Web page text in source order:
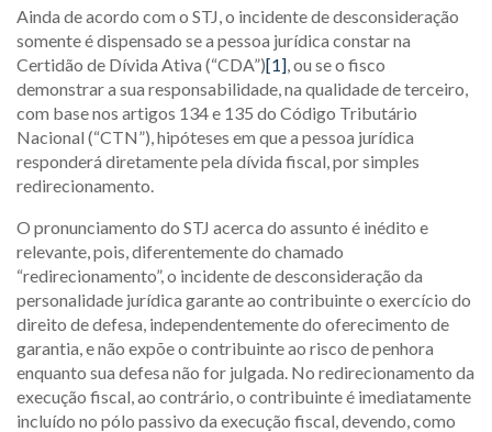
Ainda de acordo com o STJ, o incidente de desconsideração
somente é dispensado se a pessoa jurídica constar na
Certidão de Dívida Ativa (“CDA”)[1], ou se o fisco
demonstrar a sua responsabilidade, na qualidade de terceiro,
com base nos artigos 134 e 135 do Código Tributário
Nacional (“CTN”), hipóteses em que a pessoa jurídica
responderá diretamente pela dívida fiscal, por simples
redirecionamento.
O pronunciamento do STJ acerca do assunto é inédito e
relevante, pois, diferentemente do chamado
“redirecionamento”, o incidente de desconsideração da
personalidade jurídica garante ao contribuinte o exercício do
direito de defesa, independentemente do oferecimento de
garantia, e não expõe o contribuinte ao risco de penhora
enquanto sua defesa não for julgada. No redirecionamento da
execução fiscal, ao contrário, o contribuinte é imediatamente
incluído no pólo passivo da execução fiscal, devendo, como